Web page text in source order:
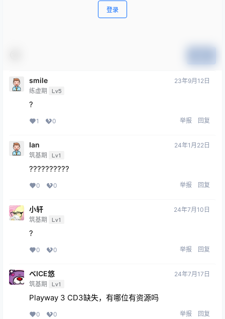
登录
smile
练虚期 Lv5
23年9月12日
?
1 0 举报 回复
Ian
筑基期 Lv1
24年1月22日
??????????
0 0 举报 回复
小轩
筑基期 Lv1
24年7月10日
?
0 0 举报 回复
べICE悠
筑基期 Lv1
24年7月17日
Playway 3 CD3缺失，有哪位有资源吗
0 0 举报 回复